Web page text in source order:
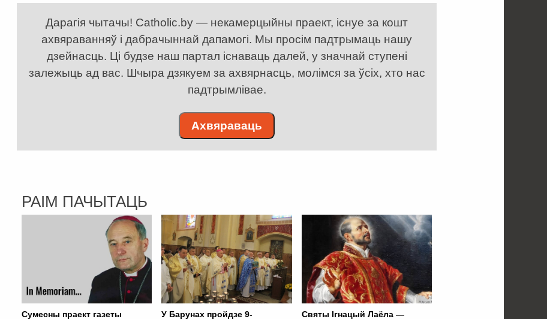
Дарагія чытачы! Catholic.by — некамерцыйны праект, існуе за кошт
ахвяраванняў і дабрачыннай дапамогі. Мы просім падтрымаць нашу
дзейнасць. Ці будзе наш партал існаваць далей, у значнай ступені
залежыць ад вас. Шчыра дзякуем за ахвярнасць, молімся за ўсіх, хто нас
падтрымлівае.
Ахвяраваць
РАІМ ПАЧЫТАЦЬ
Сумесны праект газеты
У Барунах пройдзе 9-
Святы Ігнацый Лаёла —